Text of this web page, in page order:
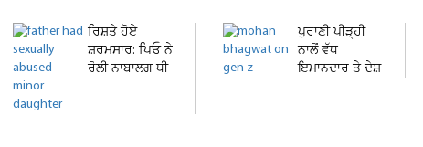
ਰਿਸ਼ਤੇ ਹੋਏ
ਸ਼ਰਮਸਾਰ: ਪਿਓ ਨੇ
ਰੋਲੀ ਨਾਬਾਲਗ ਧੀ
ਪੁਰਾਣੀ ਪੀੜ੍ਹੀ
ਨਾਲੋਂ ਵੱਧ
ਇਮਾਨਦਾਰ ਤੇ ਦੇਸ਼